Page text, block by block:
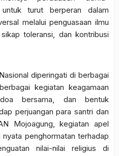
turut berperan dalam
melalui penguasaan ilmu
toleransi, dan kontribusi
diperingati di berbagai
kegiatan keagamaan
bersama, dan bentuk
perjuangan para santri dan
Mojoagung, kegiatan apel
penghormatan terhadap
nilai-nilai religius di